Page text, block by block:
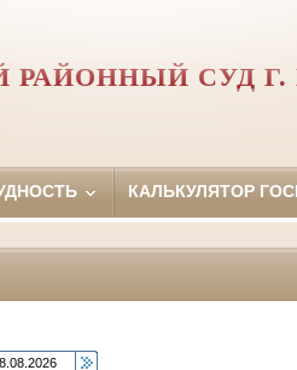
СУД Г.
КАЛЬКУЛЯТОР